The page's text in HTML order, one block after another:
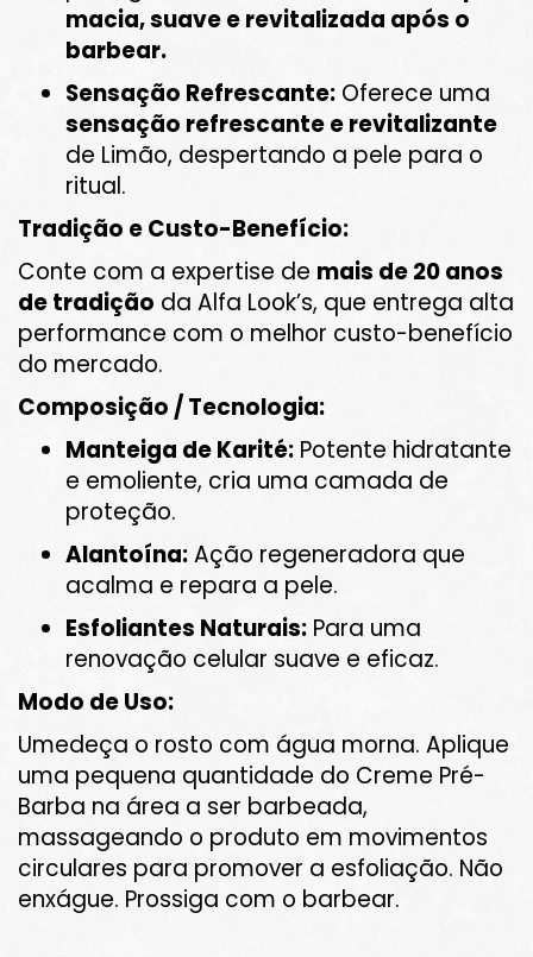
macia, suave e revitalizada após o
barbear.
Sensação Refrescante: Oferece uma
sensação refrescante e revitalizante
de Limão, despertando a pele para o
ritual.
Tradição e Custo-Benefício:
Conte com a expertise de mais de 20 anos
de tradição da Alfa Look’s, que entrega alta
performance com o melhor custo-benefício
do mercado.
Composição / Tecnologia:
Manteiga de Karité: Potente hidratante
e emoliente, cria uma camada de
proteção.
Alantoína:Ação regeneradora que
acalma e repara a pele.
Esfoliantes Naturais: Para uma
renovação celular suave e eficaz.
Modo de Uso:
Umedeça o rosto com água morna. Aplique
uma pequena quantidade do Creme Pré-
Barba na área a ser barbeada,
massageando o produto em movimentos
circulares para promover a esfoliação. Não
enxágue. Prossiga com o barbear.